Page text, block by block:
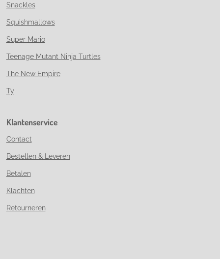
Snackles
Squishmallows
Super Mario
Teenage Mutant Ninja Turtles
The New Empire
Ty
Klantenservice
Contact
Bestellen & Leveren
Betalen
Klachten
Retourneren